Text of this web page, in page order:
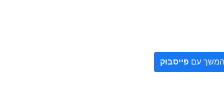
המשך עם פייסבוק